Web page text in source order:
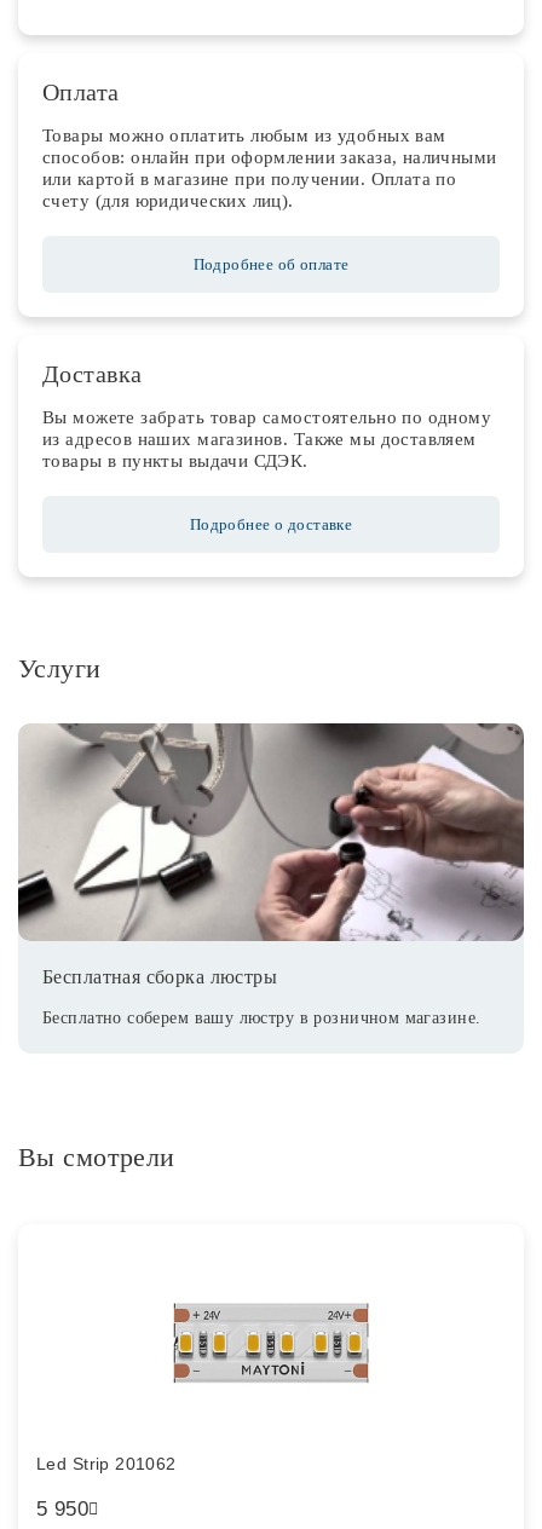
Оплата
Товары можно оплатить любым из удобных вам
способов: онлайн при оформлении заказа, наличными
или картой в магазине при получении. Оплата по
счету (для юридических лиц).
Подробнее об оплате
Доставка
Вы можете забрать товар самостоятельно по одному
из адресов наших магазинов. Также мы доставляем
товары в пункты выдачи СДЭК.
Подробнее о доставке
Услуги
Бесплатная сборка люстры
Бесплатно соберем вашу люстру в розничном магазине.
Вы смотрели
Led Strip 201062
5 950